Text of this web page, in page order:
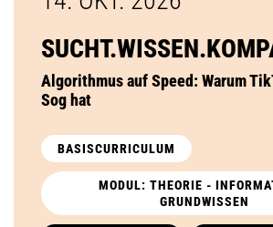
Algorithmus auf Speed: Warum
Sog hat
BASISCURRICULUM
MODUL: THEORIE -
GRUNDWISSEN